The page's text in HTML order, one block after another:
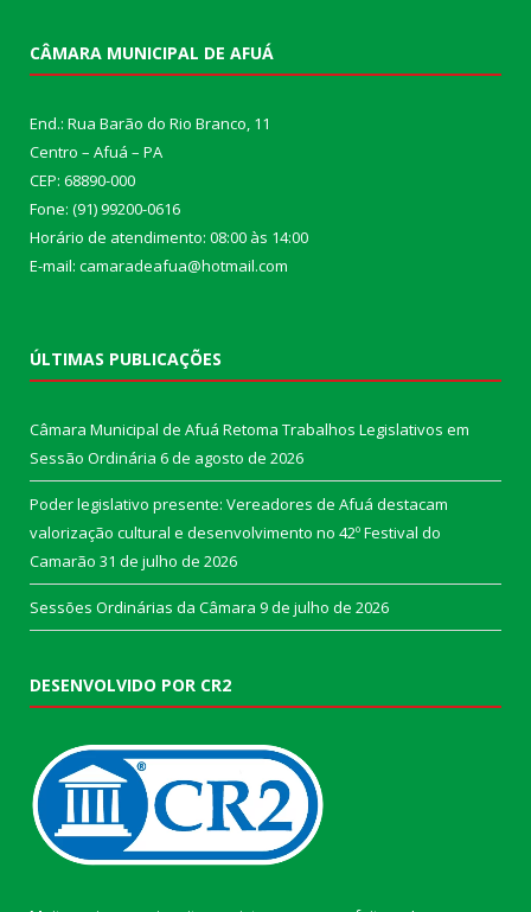
CÂMARA MUNICIPAL DE AFUÁ
End.: Rua Barão do Rio Branco, 11
Centro – Afuá – PA
CEP: 68890-000
Fone: (91) 99200-0616
Horário de atendimento: 08:00 às 14:00
E-mail: camaradeafua@hotmail.com
ÚLTIMAS PUBLICAÇÕES
Câmara Municipal de Afuá Retoma Trabalhos Legislativos em
Sessão Ordinária 6 de agosto de 2026
Poder legislativo presente: Vereadores de Afuá destacam
valorização cultural e desenvolvimento no 42º Festival do
Camarão 31 de julho de 2026
Sessões Ordinárias da Câmara 9 de julho de 2026
DESENVOLVIDO POR CR2